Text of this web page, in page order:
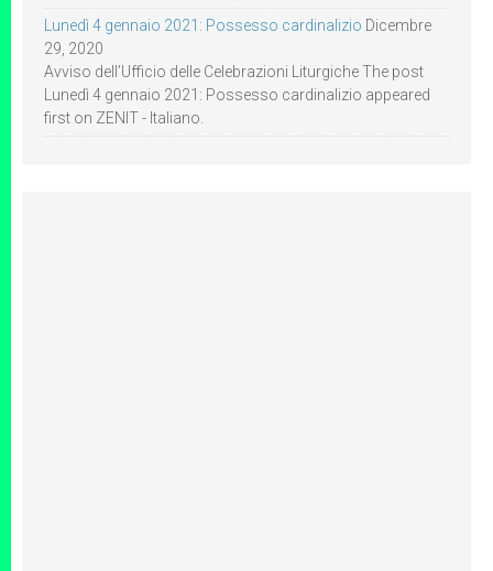
Lunedì 4 gennaio 2021: Possesso cardinalizio Dicembre
29, 2020
Avviso dell’Ufficio delle Celebrazioni Liturgiche The post
Lunedì 4 gennaio 2021: Possesso cardinalizio appeared
first on ZENIT - Italiano.